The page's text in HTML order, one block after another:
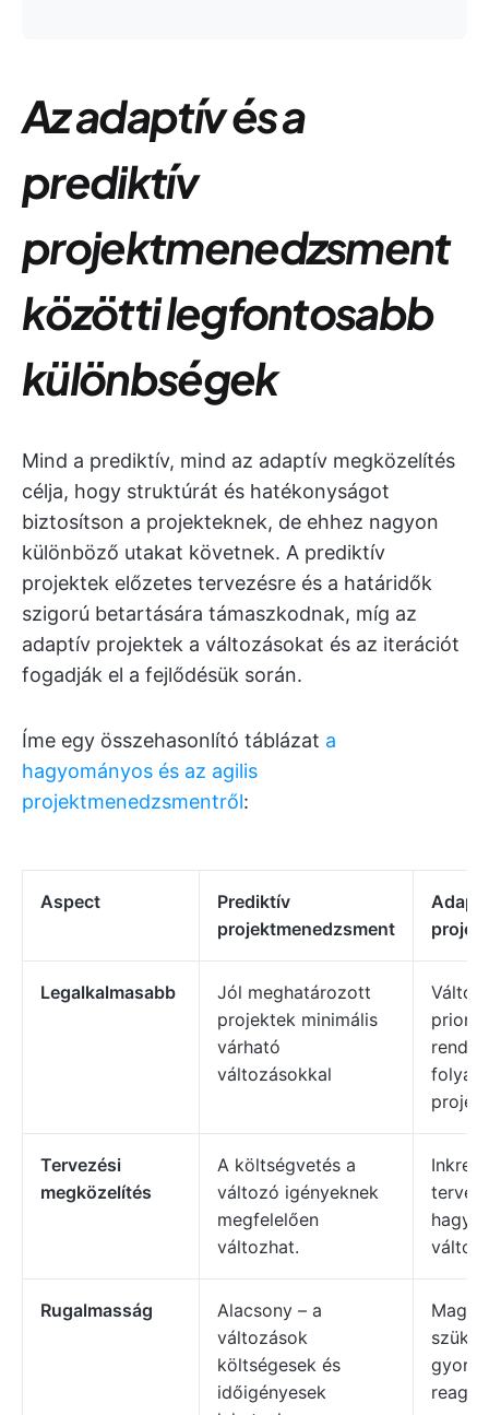
Az adaptív és a
prediktív
projektmenedzsment
közötti legfontosabb
különbségek
Mind a prediktív, mind az adaptív megközelítés
célja, hogy struktúrát és hatékonyságot
biztosítson a projekteknek, de ehhez nagyon
különböző utakat követnek. A prediktív
projektek előzetes tervezésre és a határidők
szigorú betartására támaszkodnak, míg az
adaptív projektek a változásokat és az iterációt
fogadják el a fejlődésük során.
Íme egy összehasonlító táblázat a
hagyományos és az agilis
projektmenedzsmentről:
Aspect
Prediktív
projektmenedzsment
Legalkalmasabb
Jól meghatározott
projektek minimális
várható
változásokkal
Tervezési
megközelítés
A költségvetés a
változó igényeknek
megfelelően
változhat.
hagy a
Rugalmasság
Alacsony – a
változások
költségesek és
időigényesek